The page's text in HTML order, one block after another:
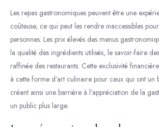
Les repas gastronomiques peuvent être une
coûteuse, ce qui peut les rendre inaccessibles
personnes. Les prix élevés des menus
la qualité des ingrédients utilisés, le savoir-faire
raffinée des restaurants. Cette exclusivité
à cette forme d’art culinaire pour ceux qui ont un
créant ainsi une barrière à l’appréciation de la
un public plus large.